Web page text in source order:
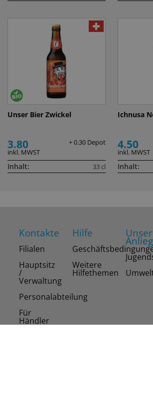
Unser Bier Zwickel
3.80
+ 0.30 Depot
inkl. MWST
Inhalt: 33 cl
Ichnusa
4.50
inkl. MWST
Inhalt:
Kontakte
Filialen
Hauptsitz
/
Verwaltung
Personalabteilung
Für
Händler
Hilfe
Weitere
Hilfethemen
Unser